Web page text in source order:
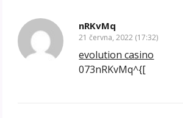
nRKvMq
21 června, 2022 (17:32)
evolution casino
073nRKvMq^{[